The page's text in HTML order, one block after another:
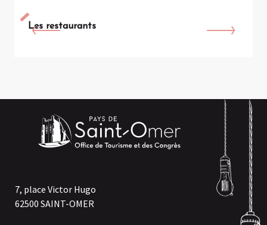
Les restaurants
7, place Victor Hugo
62500 SAINT-OMER